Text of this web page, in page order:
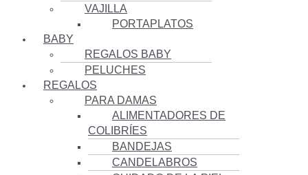
VAJILLA
PORTAPLATOS
BABY
REGALOS BABY
PELUCHES
REGALOS
PARA DAMAS
ALIMENTADORES DE
COLIBRÍES
BANDEJAS
CANDELABROS